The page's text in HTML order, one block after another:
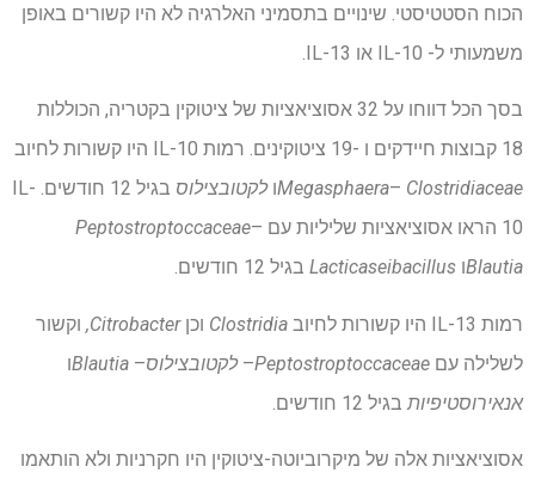
הכוח הסטטיסטי. שינויים בתסמיני האלרגיה לא היו קשורים באופן
משמעותי ל- IL-10 או IL-13.
בסך הכל דווחו על 32 אסוציאציות של ציטוקין בקטריה, הכוללות
18 קבוצות חיידקים ו -19 ציטוקינים. רמות IL-10 היו קשורות לחיוב
Megasphaera– Clostridiaceae ולקטובצילוס
בגיל 12 חודשים. IL-
10 הראו אסוציאציות שליליות עם
Peptostroptoccaceae–
Blautiaו Lacticaseibacillus בגיל 12 חודשים.
רמות IL-13 היו קשורות לחיוב Clostridia וכןCitrobacter, וקשור
לשלילה עם Peptostroptoccaceae
–לקטובצילוס–
Blautiaו
אנאירוסטיפיות בגיל 12 חודשים.
אסוציאציות אלה של מיקרוביוטה-ציטוקין היו חקרניות ולא הותאמו